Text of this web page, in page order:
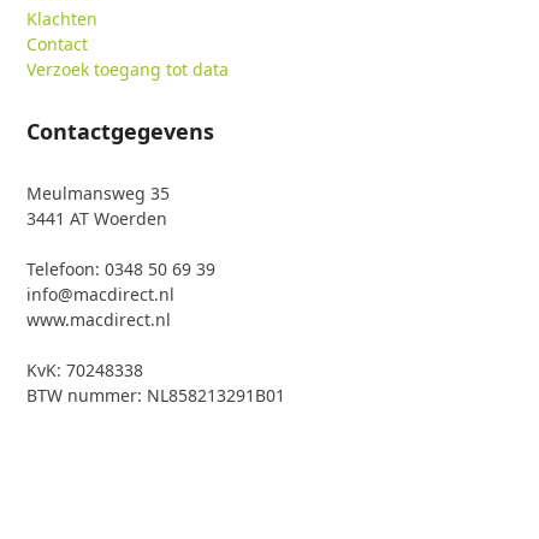
Klachten
Contact
Verzoek toegang tot data
Contactgegevens
Meulmansweg 35
3441 AT Woerden
Telefoon: 0348 50 69 39
info@macdirect.nl
www.macdirect.nl
KvK: 70248338
BTW nummer: NL858213291B01